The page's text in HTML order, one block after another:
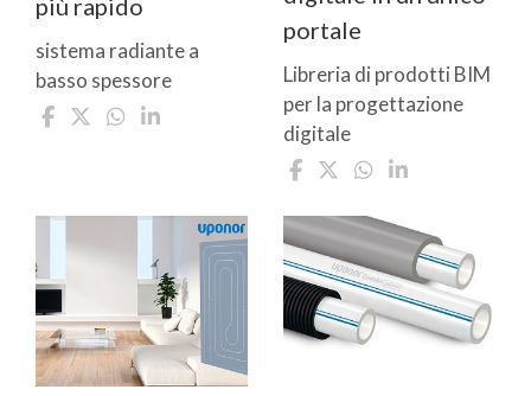
più rapido
sistema radiante a
basso spessore
portale
Libreria di prodotti BIM
per la progettazione
digitale